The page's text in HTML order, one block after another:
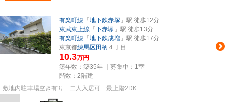
有楽町線 「 地下鉄赤塚 」駅 徒歩12分
東武東上線 「 下赤塚 」駅 徒歩13分
有楽町線 「 地下鉄成増 」駅 徒歩17分
東京都練馬区 田柄 ４丁目
10.3万円
築年数：築35年 ｜募集中： 1室
階数：2階建
敷地内駐車場空き有り 二人入居可 最上階2DK